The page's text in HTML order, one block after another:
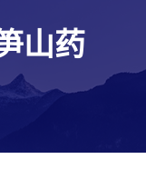
山药